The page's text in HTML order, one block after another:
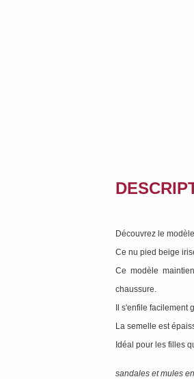
Découvrez le
Ce nu pied beige
Ce modèle
chaussure.
Il s'enfile facilement
La semelle est
Idéal pour les filles
sandales et mules